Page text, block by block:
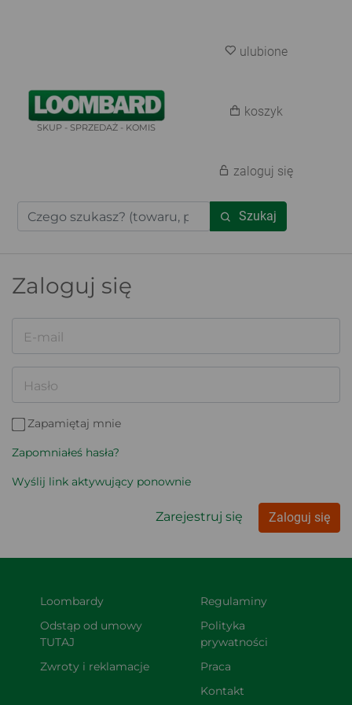
SKUP - SPRZEDAŻ - KOMIS
Szukaj
ulubione
koszyk
zaloguj się
Zaloguj się
E-mail
Hasło
Zapamiętaj mnie
Zapomniałeś hasła?
Wyślij link aktywujący ponownie
Zarejestruj się Zaloguj się
Loombardy
Odstąp od umowy
TUTAJ
Zwroty i reklamacje
Regulaminy
Polityka
prywatności
Praca
Kontakt